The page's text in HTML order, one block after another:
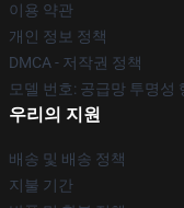
이용 약관
개인 정보 정책
DMCA - 저작권 정책
모델 번호: 공급망 투명성
우리의 지원
배송 및 배송 정책
지불 기간